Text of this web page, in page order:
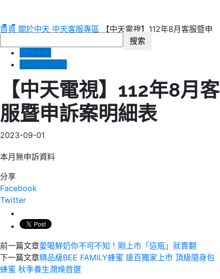
首頁 關於中天 中天客服專區
【中天電視】112年8月客服暨申
關於中天
中天客服專區
【中天電視】112年8月客
服暨申訴案明細表
2023-09-01
本月無申訴資料
分享
Facebook
Twitter
前一篇文章愛喝鮮奶你不可不知！剛上市「這瓶」就賣翻
下一篇文章精品級BEE FAMILY蜂蜜 遠百獨家上市 頂級隨身包
蜂蜜 秋季養生潤燥首選